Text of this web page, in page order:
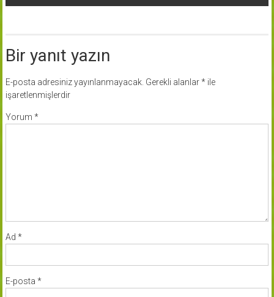
Bir yanıt yazın
E-posta adresiniz yayınlanmayacak. Gerekli alanlar*ile
işaretlenmişlerdir
Yorum *
Ad *
E-posta *